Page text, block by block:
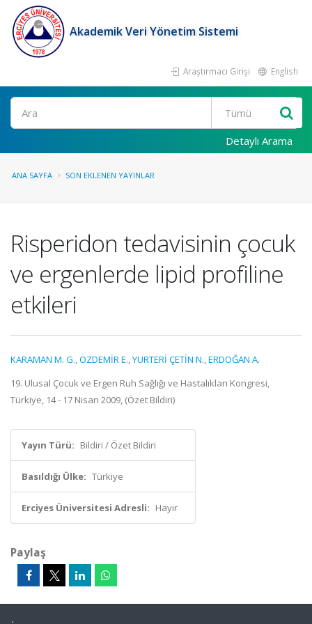
Akademik Veri Yönetim Sistemi
Araştırmacı Girişi English
Ara
Detaylı Arama
ANA SAYFA SON EKLENEN YAYINLAR
Risperidon tedavisinin çocuk
ve ergenlerde lipid profiline
etkileri
KARAMAN M. G.,ÖZDEMİR E.,YURTERİ ÇETİN N.,ERDOĞAN A.
19. Ulusal Çocuk ve Ergen Ruh Sağlığı ve Hastalıkları Kongresi,
Türkiye, 14 - 17 Nisan 2009, (Özet Bildiri)
Yayın Türü: Bildiri / Özet Bildiri
Basıldığı Ülke: Türkiye
Erciyes Üniversitesi Adresli: Hayır
Paylaş